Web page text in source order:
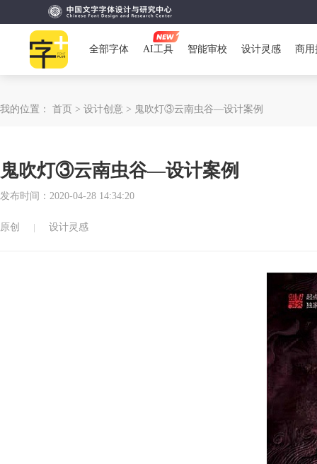
全部字体 AI工具 智能审校 设计灵感 商用
我的位置： 首页 > 设计创意 > 鬼吹灯③云南虫谷—设计案例
鬼吹灯③云南虫谷—设计案例
发布时间：2020-04-28 14:34:20
原创 设计灵感